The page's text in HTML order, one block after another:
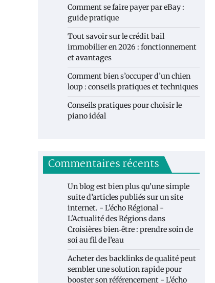
Comment se faire payer par eBay :
guide pratique
Tout savoir sur le crédit bail
immobilier en 2026 : fonctionnement
et avantages
Comment bien s’occuper d’un chien
loup : conseils pratiques et techniques
Conseils pratiques pour choisir le
piano idéal
Commentaires récents
Un blog est bien plus qu’une simple
suite d’articles publiés sur un site
internet. - L'écho Régional -
L'Actualité des Régionsdans
Croisières bien‑être : prendre soin de
soi au fil de l’eau
Acheter des backlinks de qualité peut
sembler une solution rapide pour
booster son référencement - L'écho